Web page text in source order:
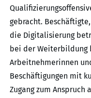
gebracht.
die Digitalisierung
bei der Weiterbildung
Arbeitnehmerinnen
Beschäftigungen mit
Zugang zum